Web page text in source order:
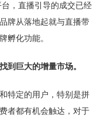
，直播引导的成交已经
牌从落地起就与直播带
孵化功能。
到巨大的增量市场。
特定的用户，特别是拼
者都有机会触达，对于